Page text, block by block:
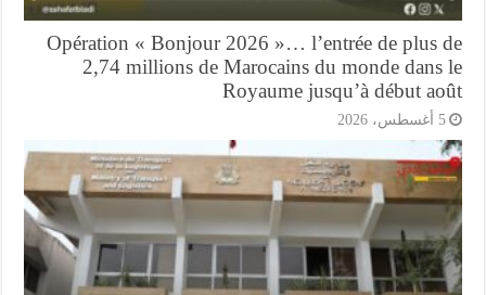
Opération « Bonjour 2026 »… l’entrée de plus
2,74 millions de Marocains du monde
Royaume jusqu’à début